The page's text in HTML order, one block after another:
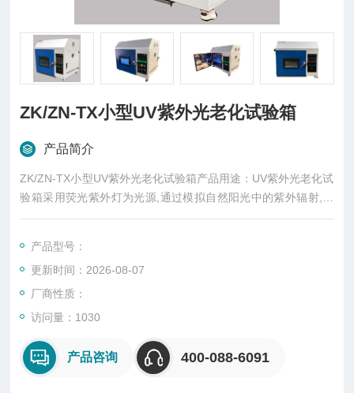
ZK/ZN-TX小型UV紫外光老化试验箱
产品简介
ZK/ZN-TX小型UV紫外光老化试验箱产品用途：UV紫外光老化试
验箱采用荧光紫外灯为光源,通过模拟自然阳光中的紫外辐射,对
材料及产品进行加速耐候性试验以获得耐老化的变化结果。广泛
其制品）；
产品型号：
更新时间：2026-08-07
厂商性质：
访问量：1030
产品咨询 400-088-6091